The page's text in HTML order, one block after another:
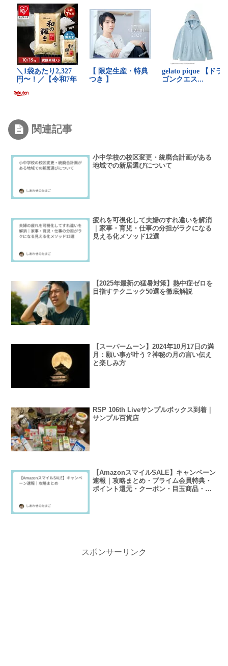
関連記事
小中学校の校区変更・統廃合計画がある
地域での新居選びについて
疲れを可視化して夫婦のすれ違いを解消
｜家事・育児・仕事の分担がラクになる
見える化メソッド12選
【2025年最新の猛暑対策】熱中症ゼロを
目指すテクニック50選を徹底解説
【スーパームーン】2024年10月17日の満
月：願い事が叶う？神秘の月の言い伝え
と楽しみ方
RSP 106th Liveサンプルボックス到着｜
サンプル百貨店
【AmazonスマイルSALE】キャンペーン
速報｜攻略まとめ・プライム会員特典・
ポイント還元・クーポン・目玉商品・タ
スポンサーリンク